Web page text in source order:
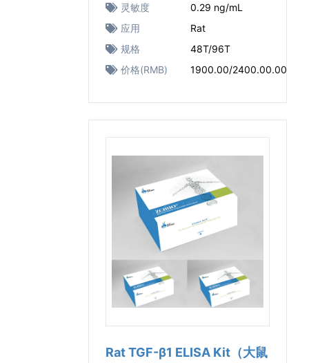
灵敏度
0.29 ng/mL
应用
Rat
规格
48T/96T
价格(RMB)
1900.00/2400.00.00
Rat TGF-β1 ELISA Kit（大鼠